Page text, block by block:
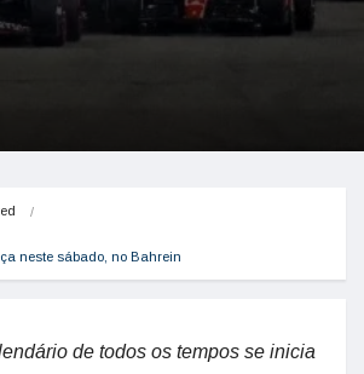
neste sábado, no Bahrein
de todos os tempos se inicia